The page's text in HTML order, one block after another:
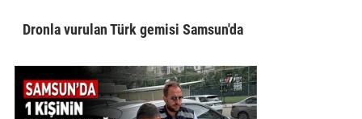
Dronla vurulan Türk gemisi Samsun'da